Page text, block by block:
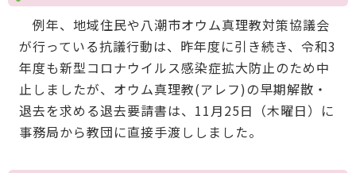
例年、地域住民や八潮市オウム真理教対策協議会
が行っている抗議行動は、昨年度に引き続き、令和3
年度も新型コロナウイルス感染症拡大防止のため中
止しましたが、オウム真理教(アレフ)の早期解散・
退去を求める退去要請書は、11月25日（木曜日）に
事務局から教団に直接手渡ししました。